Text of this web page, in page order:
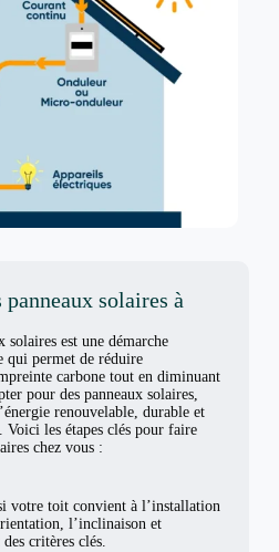
solaires à
solaires est une démarche
qui permet de réduire
carbone tout en diminuant
pour des panneaux solaires,
renouvelable, durable et
Voici les étapes clés pour faire
chez vous :
votre toit convient à l’installation
l’inclinaison et
des critères clés.